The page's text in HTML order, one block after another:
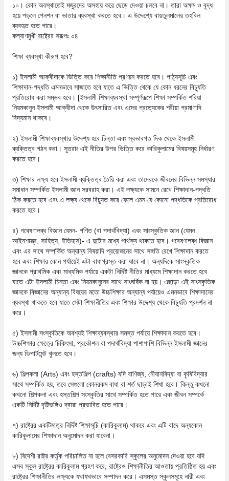
১০। কোন অবস্থাতেই মজুরদের অসহায় করে ছেড়ে দেওয়া চলবে না। তারা অক্ষম ও বৃদ্ধ
হয়ে পড়লে পেনশন বা ভাতার ব্যবস্থা করতে হবে। এ উদ্দেশ্যে বায়তুলমালের তহবিল
ব্যবহৃত হতে পারে।
কল্যাণমুখী রাষ্ট্রের সরূপঃ ০৪
শিক্ষা ব্যবস্থা কীরূপ হবে?
১) ইসলামী আক্বীদাকে ভিত্তি করে শিক্ষানীতি প্রণয়ন করতে হবে। পাঠ্যসূচি এবং
শিক্ষাদান-পদ্ধতি এমনভাবে সাজাতে হবে যাতে এ ভিত্তি থেকে যে কোন ধরনের বিচ্যুতি
প্রতিরোধ করা সম্ভব হবে। [ইসলামী শিক্ষাব্যবস্থা সম্পূর্ণরূপে শিক্ষা সম্পর্কিত শরিয়া
নিয়মকানুন ইসলামী আক্বীদা থেকে উৎসারিত এবং এদের প্রত্যেকের শরীয়া প্রমাণাদি
বিদ্যমান থাকবে।
২) ইসলামী শিক্ষাব্যবস্থার উদ্দেশ্য হবে চিন্তা এবং স্বভাবগত দিক থেকে ইসলামী
ব্যক্তিত্ব গঠন করা। সুতরাং এই নীতির উপর ভিত্তি করে কারিকুলামের বিষয়সমূহ নির্ধারণ
করতে হবে।
৩) শিক্ষার লক্ষ্য হবে ইসলামী ব্যক্তিত্ব তৈরি করা এবং তাদেরকে জীবনের বিভিন্ন সমস্যার
সমাধান সম্পর্কিত ইসলামী জ্ঞান সরবরাহ করা। এই লক্ষ্যকে সামনে রেখে শিক্ষাদান-পদ্ধতি
ঠিক করতে হবে এবং এ লক্ষ্য থেকে বিচ্যুত করে ফেলে এমন যে কোনো পদ্ধতিকে প্রতিরোধ
করতে হবে।
৪) গবেষণালব্ধ বিজ্ঞান যেমন- গণিত (বা পদার্থবিদ্যা) এবং সাংস্কৃতিক জ্ঞান (যেমন
আইনশাস্ত্র, সাহিত্য, ইতিহাস)- এ দুটোর মধ্যে পার্থক্য থাকতে হবে। গবেষণালব্ধ বিজ্ঞান
এবং এর সাথে সম্পর্কিত অন্যান্য বিষয়াদি প্রয়োজনের সাথে সঙ্গতি রেখে শিক্ষাদান করতে
হবে এবং শিক্ষার কোন পর্যায়েই এটা বাধাগ্রস্ত করা যাবে না। অন্যদিকে সাংস্কৃতিক
জ্ঞানকে প্রাথমিক এবং মাধ্যমিক পর্যায়ে একটা নির্দিষ্ট নীতির মাধ্যমে শিক্ষাদান করতে হবে
যাতে এটা ইসলামী চিন্তা এবং নিয়মকানুনের সাথে সাংঘর্ষিক না হয়। এছাড়া এই সাংস্কৃতিক
জ্ঞানকে বিজ্ঞানের অন্যান্য বিষয়ের মতো উচ্চশিক্ষার অন্যান্য পর্যায়েও এমনভাবে শিক্ষাদানের
ব্যবস্থা থাকতে হবে যাতে সেটা শিক্ষানীতির এবং শিক্ষার উদ্দেশ্য থেকে বিচ্যুতি প্রদর্শন না
করে।
৫) ইসলামী সংস্কৃতিকে অবশ্যই শিক্ষাব্যবস্থার সমস্ত পর্যায়ে শিক্ষাদান করতে হবে।
উচ্চশিক্ষার ক্ষেত্রে চিকিৎসা, প্রকৌশল বা পদার্থবিদ্যা পাশাপাশি বিভিন্ন ইসলামী জ্ঞানের
জন্য ডিপার্টমেন্ট খুলতে হবে।
৬) শিল্পকলা (Arts) এবং হস্তশিল্প (crafts) যদি বাণিজ্য, নৌযানবিদ্যা বা কৃষিবিদ্যার
সাথে সম্পর্কিত হয়, তবে সেগুলো কোনরকম বাধা বা শর্ত ছাড়াই শিখা হবে। কিন্তু কখনো
কখনো শিল্পকলা এবং হস্তশিল্প সংস্কৃতির সাথে সম্পর্কিত হতে পারে এবং জীবন সম্পর্কে
একটি নির্দিষ্ট দৃষ্টিভঙ্গিও দ্বারা প্রভাবিত হতে পারে।
৭) রাষ্ট্রের একটিমাত্র নির্দিষ্ট শিক্ষাসূচি (কারিকুলাম) থাকবে এবং এটি বাদে অন্যকোন
কারিকুলামের শিক্ষাদান অনুমোদন করা যাবেনা।
৮) বিদেশী রাষ্ট্র কর্তৃক পরিচালিত না হলে বেসরকারি স্কুলের অনুমোদন দেওয়া হবে যদি
এসব স্কুল রাষ্ট্রের কারিকুলাম গ্রহণ করে, রাষ্ট্রেও শিক্ষানীতির আওতায় প্রতিষ্ঠিত হয় এবং
রাষ্ট্রের শিক্ষানীতির লক্ষ্যকে যথাযথভাবে সম্পাদন করে। এসমস্ত স্কুলসমূহে নারী এবং